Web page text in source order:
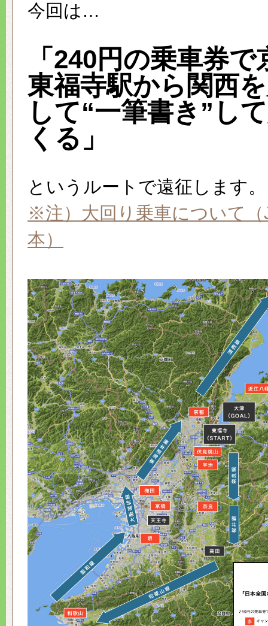
今回は…
「240円の乗車券で
東福寺駅から関西
して“一筆書き”し
くる」
というルートで遠征します。
※注）大回り乗車について（
本）